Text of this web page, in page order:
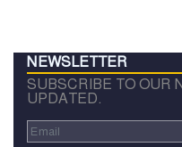
NEWSLETTER
SUBSCRIBE TO OUR
UPDATED.